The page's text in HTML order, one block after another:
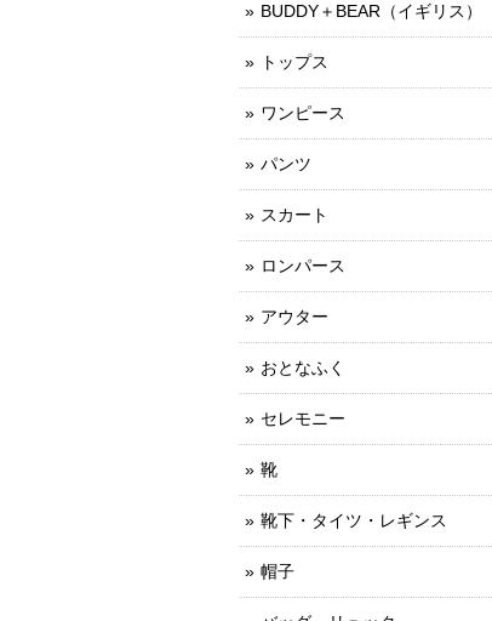
BUDDY＋BEAR（イギリス）
トップス
ワンピース
パンツ
スカート
ロンパース
アウター
おとなふく
セレモニー
靴
靴下・タイツ・レギンス
帽子